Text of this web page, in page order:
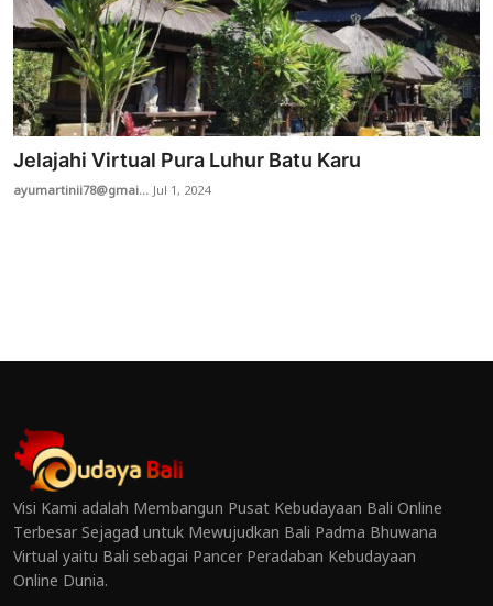
Jelajahi Virtual Pura Luhur Batu Karu
ayumartinii78@gmai...Jul 1, 2024
Visi Kami adalah Membangun Pusat Kebudayaan Bali Online
Terbesar Sejagad untuk Mewujudkan Bali Padma Bhuwana
Virtual yaitu Bali sebagai Pancer Peradaban Kebudayaan
Online Dunia.